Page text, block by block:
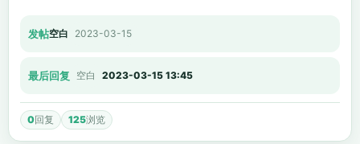
发帖空白 2023-03-15
最后回复 空白 2023-03-15 13:45
0回复 125浏览